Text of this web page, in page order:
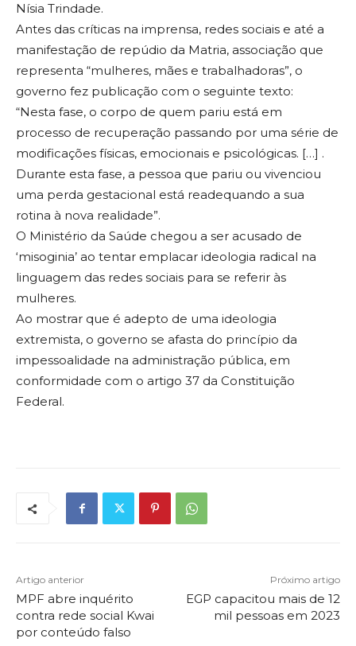
Nísia Trindade.
Antes das críticas na imprensa, redes sociais e até a
manifestação de repúdio da Matria, associação que
representa “mulheres, mães e trabalhadoras”, o
governo fez publicação com o seguinte texto:
“Nesta fase, o corpo de quem pariu está em
processo de recuperação passando por uma série de
modificações físicas, emocionais e psicológicas. […] .
Durante esta fase, a pessoa que pariu ou vivenciou
uma perda gestacional está readequando a sua
rotina à nova realidade”.
O Ministério da Saúde chegou a ser acusado de
‘misoginia’ ao tentar emplacar ideologia radical na
linguagem das redes sociais para se referir às
mulheres.
Ao mostrar que é adepto de uma ideologia
extremista, o governo se afasta do princípio da
impessoalidade na administração pública, em
conformidade com o artigo 37 da Constituição
Federal.
Artigo anterior
MPF abre inquérito
contra rede social Kwai
por conteúdo falso
Próximo artigo
EGP capacitou mais de 12
mil pessoas em 2023